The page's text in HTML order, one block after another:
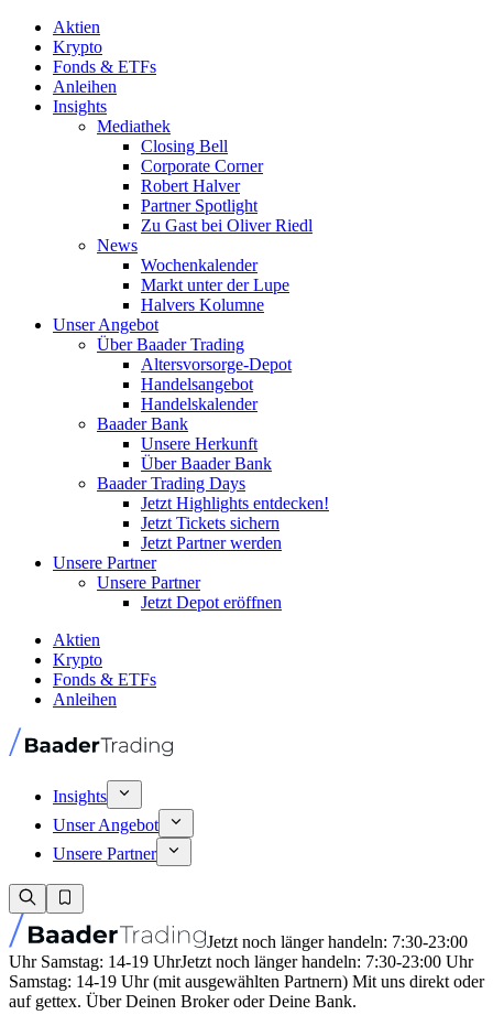
Aktien
Krypto
Fonds & ETFs
Anleihen
Insights
Mediathek
Closing Bell
Corporate Corner
Robert Halver
Partner Spotlight
Zu Gast bei Oliver Riedl
News
Wochenkalender
Markt unter der Lupe
Halvers Kolumne
Unser Angebot
Über Baader Trading
Altersvorsorge-Depot
Handelsangebot
Handelskalender
Baader Bank
Unsere Herkunft
Über Baader Bank
Baader Trading Days
Jetzt Highlights entdecken!
Jetzt Tickets sichern
Jetzt Partner werden
Unsere Partner
Unsere Partner
Jetzt Depot eröffnen
Aktien
Krypto
Fonds & ETFs
Anleihen
Insights
Unser Angebot
Unsere Partner
Jetzt noch länger handeln: 7:30-23:00
Uhr Samstag: 14-19 UhrJetzt noch länger handeln: 7:30-23:00 Uhr
Samstag: 14-19 Uhr (mit ausgewählten Partnern) Mit uns direkt oder
auf gettex. Über Deinen Broker oder Deine Bank.